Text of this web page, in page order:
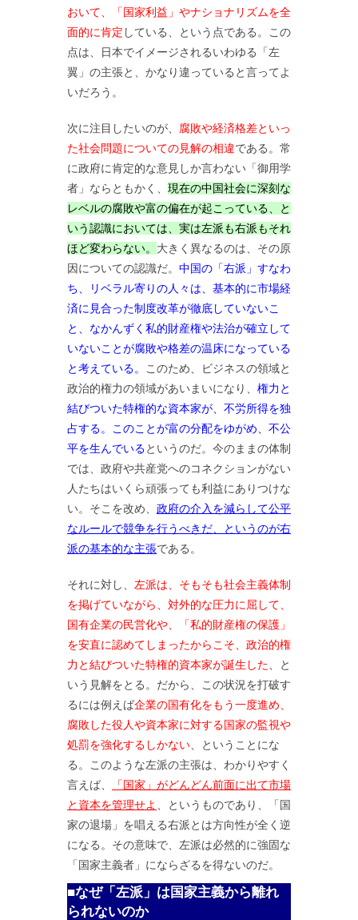
おいて、「国家利益」やナショナリズムを全
面的に肯定 している、という点である。この
点は、日本でイメージされるいわゆる「左
翼」の主張と、かなり違っていると言ってよ
いだろう。
次に注目したいのが、 腐敗や経済格差といっ
た社会問題についての見解の相違である。常
に政府に肯定的な意見しか言わない「御用学
者」ならともかく、 現在の中国社会に深刻な
レベルの腐敗や富の偏在が起こっている、と
いう認識においては、実は左派も右派もそれ
ほど変わらない。 大きく異なるのは、その原
因についての認識だ。 中国の「右派」すなわ
ち、リベラル寄りの人々は、基本的に市場経
済に見合った制度改革が徹底していないこ
と、なかんずく私的財産権や法治が確立して
いないことが腐敗や格差の温床になっている
と考えている。
このため、ビジネスの領域と
政治的権力の領域があいまいになり、 権力と
結びついた特権的な資本家が、不労所得を独
占する。このことが富の分配をゆがめ、不公
平を生んでいるというのだ。今のままの体制
では、政府や共産党へのコネクションがない
人たちはいくら頑張っても利益にありつけな
い。そこを改め、 政府の介入を減らして公平
なルールで競争を行うべきだ、というのが右
派の基本的な主張である。
それに対し、 左派は、そもそも社会主義体制
を掲げていながら、対外的な圧力に屈して、
国有企業の民営化や、「私的財産権の保護」
を安直に認めてしまったからこそ、政治的権
力と結びついた特権的資本家が誕生した 、と
いう見解をとる。だから、この状況を打破す
るには例えば企業の国有化をもう一度進め、
腐敗した役人や資本家に対する国家の監視や
処罰を強化するしかない 、ということにな
る。このような左派の主張は、わかりやすく
言えば、
「国家」がどんどん前面に出て市場
と資本を管理せよ
、というものであり、「国
家の退場」を唱える右派とは方向性が全く逆
になる。その意味で、左派は必然的に強固な
「国家主義者」にならざるを得ないのだ。
■なぜ「左派」は国家主義から離れ
られないのか